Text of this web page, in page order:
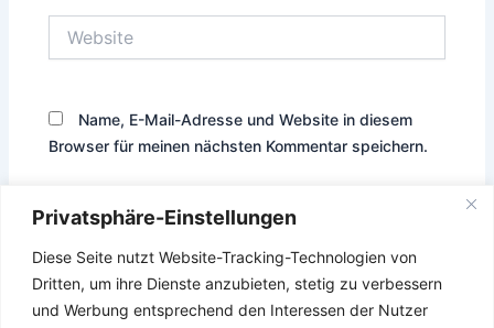
Privatsphäre-Einstellungen
Diese Seite nutzt Website-Tracking-Technologien von
Dritten, um ihre Dienste anzubieten, stetig zu verbessern
und Werbung entsprechend den Interessen der Nutzer
Name, E-Mail-Adresse und Website in diesem
Browser für meinen nächsten Kommentar speichern.
Diese Website verwendet Akismet, um Spam zu reduzieren.
Erfahre, wie deine Kommentardaten verarbeitet werden.